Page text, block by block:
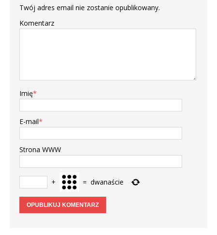
Twój adres email nie zostanie opublikowany.
Komentarz
Imię*
E-mail*
Strona WWW
+ = dwanaście